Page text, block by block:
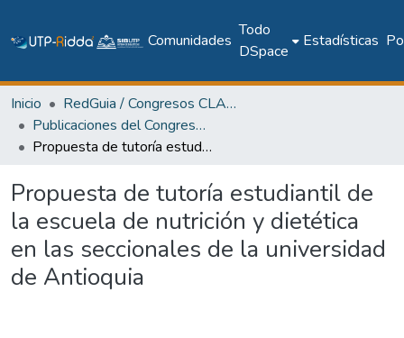
Comunidades
Todo
DSpace
Estadísticas
Inicio
RedGuia / Congresos CLABES
Publicaciones del Congreso Internacional CLABES
Propuesta de tutoría estudiantil de la escuela de nutrición y dietética en las seccionales de la universidad de Antioquia
Propuesta de tutoría estudiantil de
la escuela de nutrición y dietética
en las seccionales de la universidad
de Antioquia